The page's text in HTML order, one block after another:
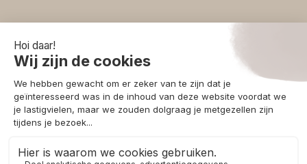
Ontvang 10% korting
Schrijf je in voor onze nieuwsbrief en ontvang 10% korting, te
besteden aan accessoires in onze webshop.